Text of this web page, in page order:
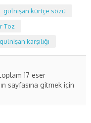
gulnişan kürtçe sözü
Toz
karşılığı
17 eser
sayfasına gitmek için